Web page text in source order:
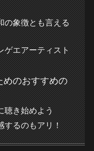
の象徴とも言える
ゲエアーティスト
めのおすすめの
聴き始めよう
するのもアリ！